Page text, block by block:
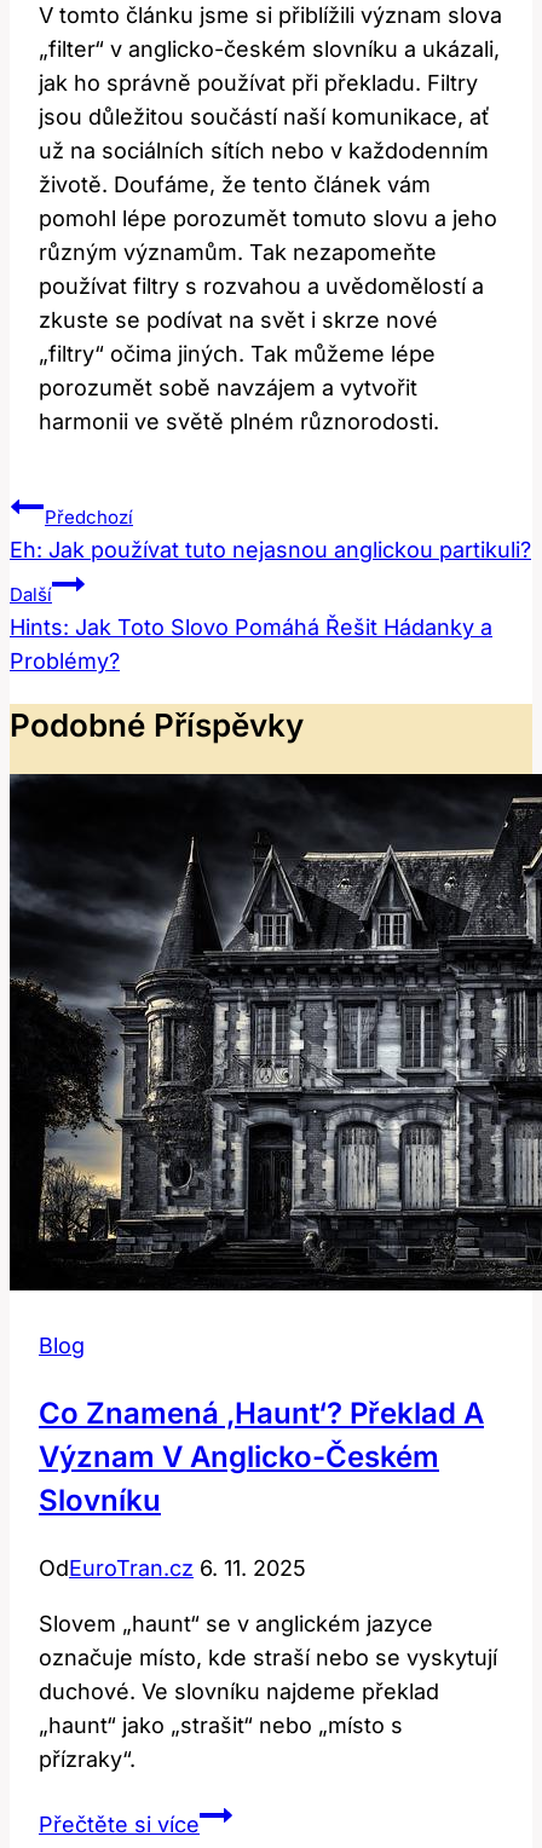
V tomto článku jsme si přiblížili význam slova
„filter“ v anglicko-českém slovníku a ukázali,
jak ho správně používat při překladu. Filtry
jsou důležitou součástí naší komunikace, ať
už na sociálních sítích nebo v každodenním
životě. Doufáme, že tento článek vám
pomohl lépe porozumět tomuto slovu a jeho
různým významům. Tak nezapomeňte
používat filtry s rozvahou a uvědomělostí a
zkuste se podívat na svět i skrze nové
„filtry“ očima jiných. Tak můžeme lépe
porozumět sobě navzájem a vytvořit
harmonii ve světě plném různorodosti.
Navigace
Pro
Příspěvek
Předchozí
Eh: Jak používat tuto nejasnou anglickou partikuli?
Další
Hints: Jak Toto Slovo Pomáhá Řešit Hádanky a
Problémy?
Podobné Příspěvky
Blog
Co Znamená ‚haunt‘? Překlad A
Význam V Anglicko-Českém
Slovníku
OdEuroTran.cz 6. 11. 2025
Slovem „haunt“ se v anglickém jazyce
označuje místo, kde straší nebo se vyskytují
duchové. Ve slovníku najdeme překlad
„haunt“ jako „strašit“ nebo „místo s
přízraky“.
Přečtěte si víceCo